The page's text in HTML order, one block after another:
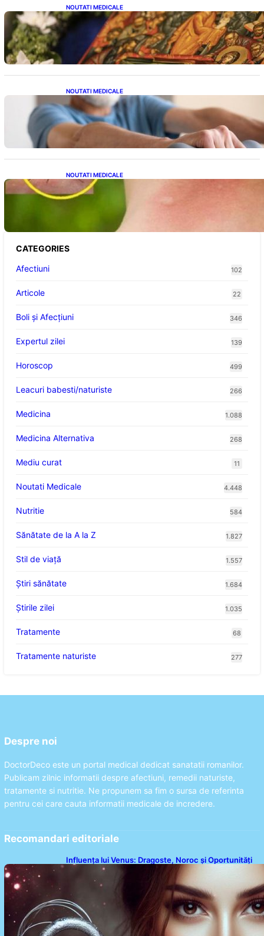
NOUTATI MEDICALE
Postul Adormirii Maicii Domnului: Tradiții,
Superstiții și Implicații Spiritualitate în 2026
NOUTATI MEDICALE
Îmbunătățirea sănătății cardiovasculare:
Patru exerciții simple pentru reducerea
tensiunii arteriale la domiciliu
NOUTATI MEDICALE
Cum bacteriile pielii influențează atracția
țânțarilor: O nouă viziune asupra alegerii
CATEGORIES
Afectiuni
102
Articole 22
Boli și Afecțiuni 346
Expertul zilei 139
Horoscop 499
Leacuri babesti/naturiste 266
Medicina 1.088
Medicina Alternativa 268
Mediu curat 11
Noutati Medicale 4.448
Nutritie 584
Sănătate de la A la Z 1.827
Stil de viaţă 1.557
Ştiri sănătate 1.684
Știrile zilei 1.035
Tratamente 68
Tratamente naturiste 277
Despre noi
DoctorDeco este un portal medical dedicat sanatatii romanilor.
Publicam zilnic informatii despre afectiuni, remedii naturiste,
tratamente si nutritie. Ne propunem sa fim o sursa de referinta
pentru cei care cauta informatii medicale de incredere.
Recomandari editoriale
Influența lui Venus: Dragoste, Noroc și Oportunități
pentru Tauri și Balanțe în Weekendul 8-9 August